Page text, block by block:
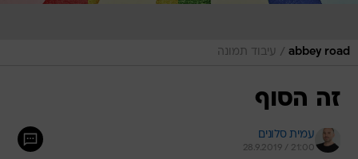
abbey road
/ עיבוד תמונה
זה הסוף
עמית סלונים
28.9.2019 / 21:00